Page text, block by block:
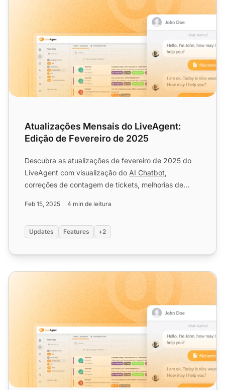
Atualizações Mensais do LiveAgent:
Edição de Fevereiro de 2025
Descubra as atualizações de fevereiro de 2025 do
LiveAgent com visualização do AI Chatbot,
correções de contagem de tickets, melhorias de
Feb 15, 2025 4 min de leitura
Updates Features +2
Atualizações Mensais do LiveAgent: Edição de Janeiro